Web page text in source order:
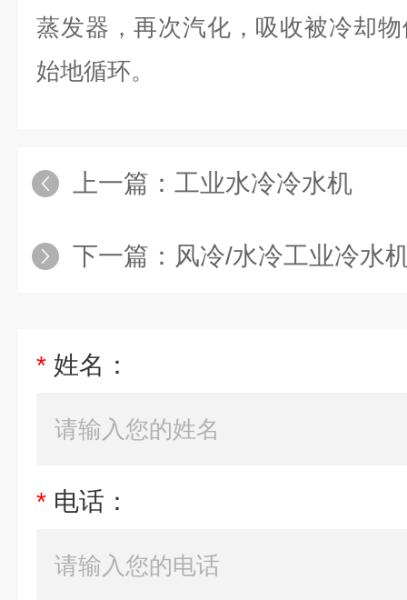
蒸发器，再次汽化，吸收被冷却
始地循环。
上一篇： 工业水冷冷水机
下一篇： 风冷/水冷工业冷水
* 姓名：
* 电话：